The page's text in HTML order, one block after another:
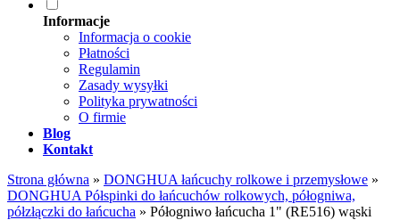
Informacje
Informacja o cookie
Płatności
Regulamin
Zasady wysyłki
Polityka prywatności
O firmie
Blog
Kontakt
Strona główna » DONGHUA łańcuchy rolkowe i przemysłowe »
DONGHUA Półspinki do łańcuchów rolkowych, półogniwa,
półzłączki do łańcucha » Półogniwo łańcucha 1" (RE516) wąski